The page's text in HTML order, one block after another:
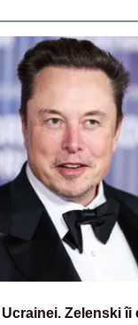
Zelenski